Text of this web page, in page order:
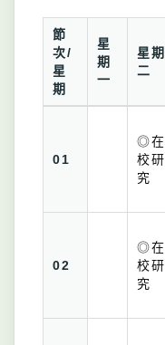
節
次/
星
期
星
期
一
星期
二
01
◎在
校研
究
02
◎在
校研
究